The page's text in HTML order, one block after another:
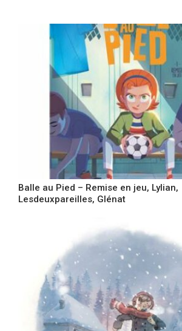
Balle au Pied – Remise en jeu, Lylian,
Lesdeuxpareilles, Glénat